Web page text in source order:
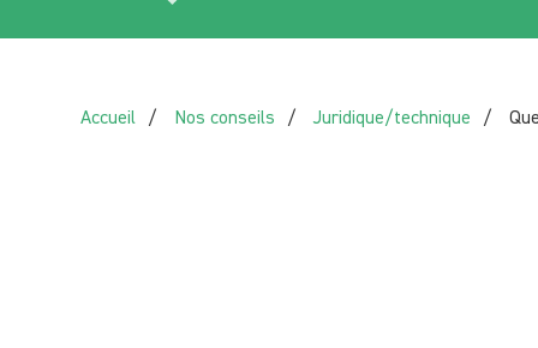
Accueil Nos conseils Juridique/technique